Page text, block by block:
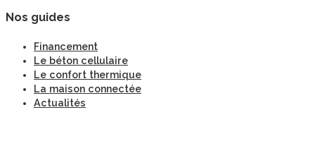
Nos guides
Financement
Le béton cellulaire
Le confort thermique
La maison connectée
Actualités